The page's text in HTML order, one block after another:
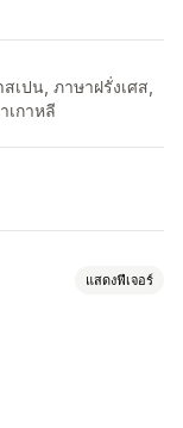
เปน, ภาษาฝรั่งเศส,
เกาหลี
แสดงฟีเจอร์